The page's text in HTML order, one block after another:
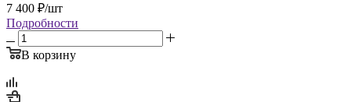
7 400 ₽/шт
Подробности
В корзину